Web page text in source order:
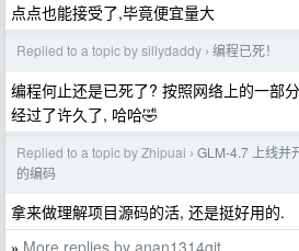
点点也能接受了,毕竟便宜量大
Replied to a topic by sillydaddy › 编程已死！
编程何止还是已死了? 按照网络上的一部
经过了许久了, 哈哈🤣
Replied to a topic by Zhipuai › GLM-4.7 上线并
的编码
拿来做理解项目源码的活, 还是挺好用的.
More replies by anan1314git